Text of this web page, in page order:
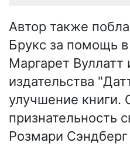
Автор также
Брукс за помощь
Маргарет
издательства
улучшение книги.
признательность
Розмари